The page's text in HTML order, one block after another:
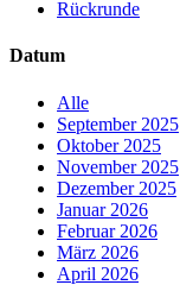
Rückrunde
Datum
Alle
September 2025
Oktober 2025
November 2025
Dezember 2025
Januar 2026
Februar 2026
März 2026
April 2026